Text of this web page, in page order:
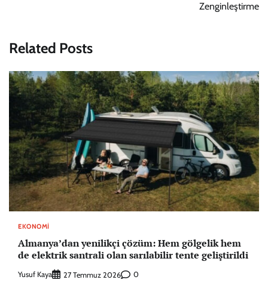
Zenginleştirme
Related Posts
EKONOMI
Almanya’dan yenilikçi çözüm: Hem gölgelik hem
de elektrik santrali olan sarılabilir tente geliştirildi
Yusuf Kaya 27 Temmuz 2026 0